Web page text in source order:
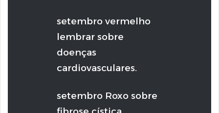
setembro vermelho
lembrar sobre
doenças
cardiovasculares.
setembro Roxo sobre